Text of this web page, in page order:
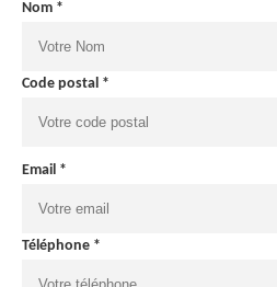
Nom *
Code postal *
Email *
Téléphone *